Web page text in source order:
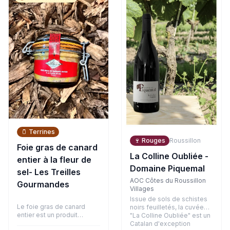
bouche, la matière est
ronde avec des tanins
fondus et bien intégrés,
soutenus par la belle
fraîcheur de son terroir
argilo-graveleux.
arômes d'agrumes, de
fruits blancs et une touche
exotique. En bouche,
l'attaque est vive et
gouleyante, équilibrée par
un joli fruité et une finale
désaltérante.
🫙 Terrines
Foie gras de canard
entier à la fleur de
sel- Les Treilles
Gourmandes
Le foie gras de canard
entier est un produit
🍷 Rouges Roussillon
La Colline Oubliée -
Domaine Piquemal
AOC Côtes du Roussillon
Villages
Issue de sols de schistes
noirs feuilletés, la cuvée
"La Colline Oubliée" est un
Catalan d'exception